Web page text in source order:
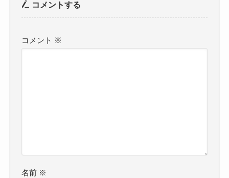
コメントする
コメント ※
名前 ※